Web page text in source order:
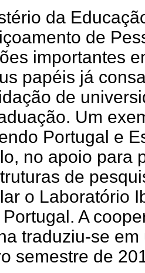
da
de
importantes
papéis já
de
Um
Portugal e
no apoio para
de
o Laboratório
A
traduziu-se
semestre de